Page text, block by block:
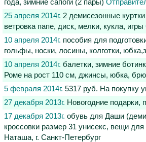
года, зимние сапоги (2 пары)
25 апреля 2014г. 2 демисезонные
ветровка папе, диск, мелки, кукла, игры
10 апреля 2014г. пособия для
гольфы, носки, лосины, колготки,
10 апреля 2014г. балетки, зимние
Роме на рост 110 см, джинсы, юбка,
5 февраля 2014г. 5317 руб. На покупку
27 декабря 2013г. Новогодние подарки,
17 декабря 2013г. обувь для Даши
кроссовки размер 31 унисекс, вещи
Наташа, г. Санкт-Петербург